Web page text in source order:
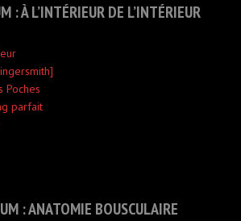
: À L’INTÉRIEUR DE L’INTÉRIEUR
Poches
parfait
: ANATOMIE BOUSCULAIRE